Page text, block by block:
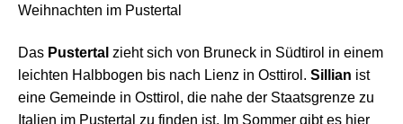
Weihnachten im Pustertal
Das Pustertal zieht sich von Bruneck in Südtirol in einem
leichten Halbbogen bis nach Lienz in Osttirol. Sillian ist
eine Gemeinde in Osttirol, die nahe der Staatsgrenze zu
Italien im Pustertal zu finden ist. Im Sommer gibt es hier